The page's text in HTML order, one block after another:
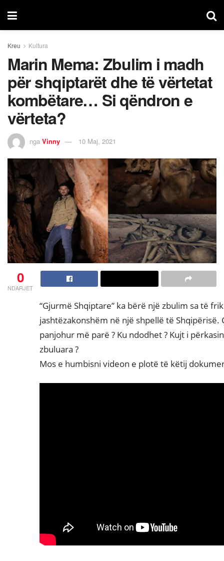
Kreu Kultura
Marin Mema: Zbulim i madh
për shqiptarët dhe të vërtetat
kombëtare… Si qëndron e
vërteta?
nga Vinny 10 Maj, 2021
0
NDARJET
“Gjurmë Shqiptare” ka bërë një zbulim sa të
jashtëzakonshëm në një shpellë të Shqipërisë.
panjohur më parë ? Ku ndodhet ? Kujt i
zbuluara ?
Mos e humbisni videon e plotë të këtij